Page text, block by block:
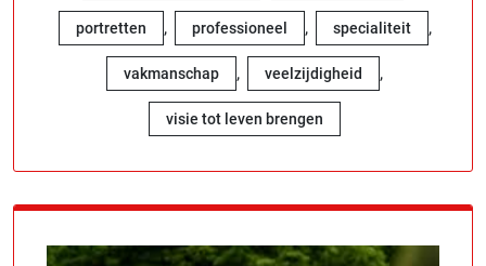
portretten , professioneel , specialiteit ,
vakmanschap , veelzijdigheid ,
visie tot leven brengen